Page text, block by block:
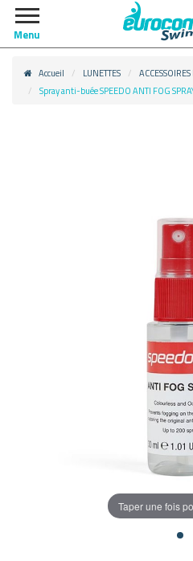
Menu
Accueil LUNETTES
Spray anti-buée SPEEDO ANTI FOG
Taper une fois